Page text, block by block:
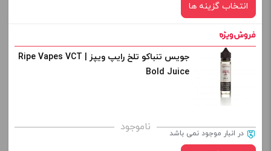
+
افزودن به سبد خرید
انتخاب گزینه ها
نیکوتین:
برای فعال شدن سبد خرید و نمایش قیمت ، گزینه های محصول را
از کادر بالا انتخاب کنید.
جویس تنباکو تلخ رایپ ویپز | Ripe Vapes VCT
Bold Juice
ناموجود در انبار موجود نمی باشد